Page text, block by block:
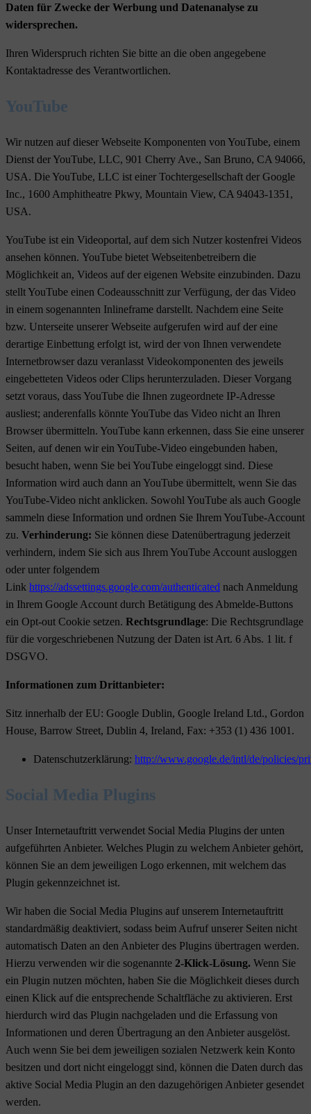
Daten für Zwecke der Werbung und Datenanalyse zu
widersprechen.
Ihren Widerspruch richten Sie bitte an die oben angegebene
Kontaktadresse des Verantwortlichen.
YouTube
Wir nutzen auf dieser Webseite Komponenten von YouTube, einem
Dienst der YouTube, LLC, 901 Cherry Ave., San Bruno, CA 94066,
USA. Die YouTube, LLC ist einer Tochtergesellschaft der Google
Inc., 1600 Amphitheatre Pkwy, Mountain View, CA 94043-1351,
USA.
YouTube ist ein Videoportal, auf dem sich Nutzer kostenfrei Videos
ansehen können. YouTube bietet Webseitenbetreibern die
Möglichkeit an, Videos auf der eigenen Website einzubinden. Dazu
stellt YouTube einen Codeausschnitt zur Verfügung, der das Video
in einem sogenannten Inlineframe darstellt. Nachdem eine Seite
bzw. Unterseite unserer Webseite aufgerufen wird auf der eine
derartige Einbettung erfolgt ist, wird der von Ihnen verwendete
Internetbrowser dazu veranlasst Videokomponenten des jeweils
eingebetteten Videos oder Clips herunterzuladen. Dieser Vorgang
setzt voraus, dass YouTube die Ihnen zugeordnete IP-Adresse
ausliest; anderenfalls könnte YouTube das Video nicht an Ihren
Browser übermitteln. YouTube kann erkennen, dass Sie eine unserer
Seiten, auf denen wir ein YouTube-Video eingebunden haben,
besucht haben, wenn Sie bei YouTube eingeloggt sind. Diese
Information wird auch dann an YouTube übermittelt, wenn Sie das
YouTube-Video nicht anklicken. Sowohl YouTube als auch Google
sammeln diese Information und ordnen Sie Ihrem YouTube-Account
zu. Verhinderung: Sie können diese Datenübertragung jederzeit
verhindern, indem Sie sich aus Ihrem YouTube Account ausloggen
oder unter folgendem
Link https://adssettings.google.com/authenticated nach Anmeldung
in Ihrem Google Account durch Betätigung des Abmelde-Buttons
ein Opt-out Cookie setzen. Rechtsgrundlage: Die Rechtsgrundlage
für die vorgeschriebenen Nutzung der Daten ist Art. 6 Abs. 1 lit. f
DSGVO.
Informationen zum Drittanbieter:
Sitz innerhalb der EU: Google Dublin, Google Ireland Ltd., Gordon
House, Barrow Street, Dublin 4, Ireland, Fax: +353 (1) 436 1001.
Datenschutzerklärung: http://www.google.de/intl/de/policies/
Social Media Plugins
Unser Internetauftritt verwendet Social Media Plugins der unten
aufgeführten Anbieter. Welches Plugin zu welchem Anbieter gehört,
können Sie an dem jeweiligen Logo erkennen, mit welchem das
Plugin gekennzeichnet ist.
Wir haben die Social Media Plugins auf unserem Internetauftritt
standardmäßig deaktiviert, sodass beim Aufruf unserer Seiten nicht
automatisch Daten an den Anbieter des Plugins übertragen werden.
Hierzu verwenden wir die sogenannte 2-Klick-Lösung. Wenn Sie
ein Plugin nutzen möchten, haben Sie die Möglichkeit dieses durch
einen Klick auf die entsprechende Schaltfläche zu aktivieren. Erst
hierdurch wird das Plugin nachgeladen und die Erfassung von
Informationen und deren Übertragung an den Anbieter ausgelöst.
Auch wenn Sie bei dem jeweiligen sozialen Netzwerk kein Konto
besitzen und dort nicht eingeloggt sind, können die Daten durch das
aktive Social Media Plugin an den dazugehörigen Anbieter gesendet
werden.